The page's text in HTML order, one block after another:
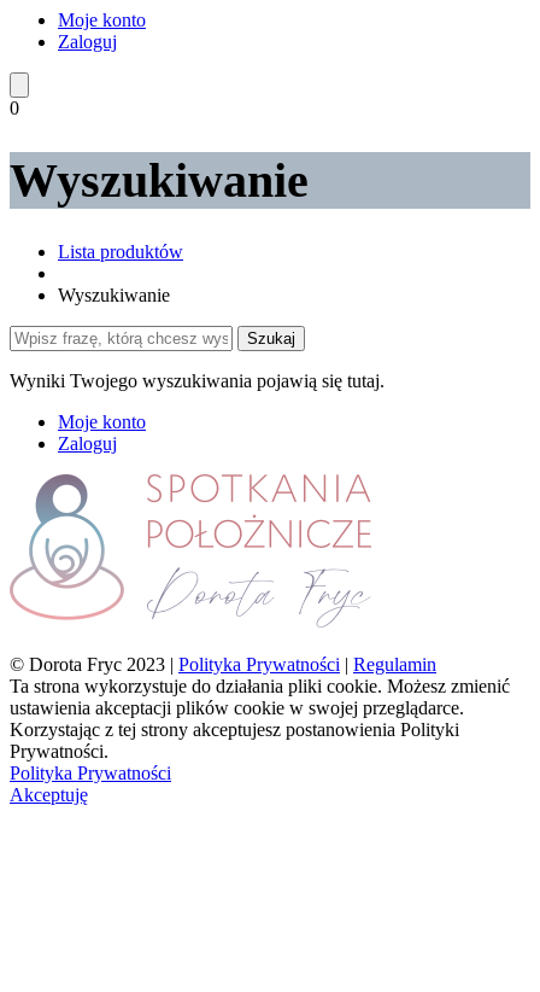
Moje konto
Zaloguj
0
Wyszukiwanie
Lista produktów
Wyszukiwanie
Szukaj
Wyniki Twojego wyszukiwania pojawią się tutaj.
Moje konto
Zaloguj
© Dorota Fryc 2023 | Polityka Prywatności | Regulamin
Ta strona wykorzystuje do działania pliki cookie. Możesz zmienić
ustawienia akceptacji plików cookie w swojej przeglądarce.
Korzystając z tej strony akceptujesz postanowienia Polityki
Prywatności.
Polityka Prywatności
Akceptuję